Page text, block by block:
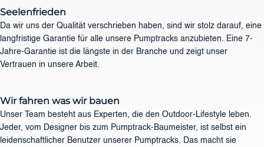
Seelenfrieden
Da wir uns der Qualität verschrieben haben, sind wir stolz darauf, eine
langfristige Garantie für alle unsere Pumptracks anzubieten. Eine 7-
Jahre-Garantie ist die längste in der Branche und zeigt unser
Vertrauen in unsere Arbeit.
Wir fahren was wir bauen
Unser Team besteht aus Experten, die den Outdoor-Lifestyle leben.
Jeder, vom Designer bis zum Pumptrack-Baumeister, ist selbst ein
leidenschaftlicher Benutzer unserer Pumptracks. Das macht sie